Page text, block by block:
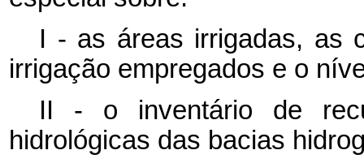
I - as áreas irrigadas, as
irrigação empregados e o
II - o inventário de
hidrológicas das bacias